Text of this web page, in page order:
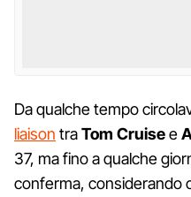
Da qualche tempo
liaison traTom Cruisee
37, ma fino a qualche
conferma, considerando